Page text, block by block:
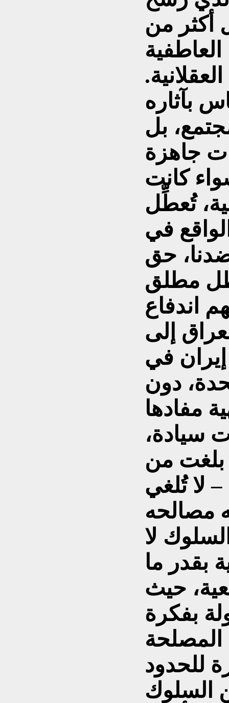
أكثر من
بآثاره
بل
جاهزة
كانت
تُعطِّل
في
ضدنا، حق
اندفاع
إلى
في
دون
مفادها
سيادة،
بلغت من
لا تُلغي
مصالحه
لا
بقدر ما
حيث
بفكرة
السلوك